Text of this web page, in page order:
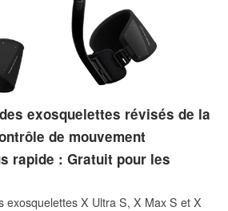
exosquelettes révisés de la
de mouvement
rapide : Gratuit pour les
exosquelettes X Ultra S, X Max S et X